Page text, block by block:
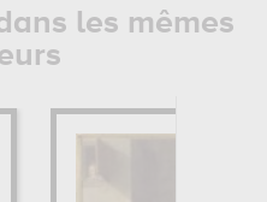
les mêmes